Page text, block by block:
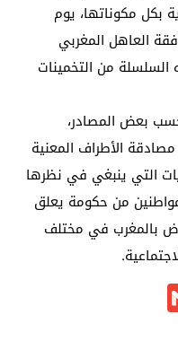
بكل مكوناتها، يوم
العاهل المغربي
من التخمينات
بعض المصادر،
الأطراف المعنية
التي ينبغي في نظرها
من حكومة يعلق
بالمغرب في مختلف